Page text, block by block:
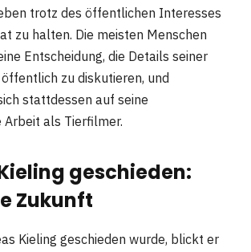
trotz des öffentlichen Interesses
zu halten. Die meisten Menschen
Entscheidung, die Details seiner
zu diskutieren, und
stattdessen auf seine
Arbeit als Tierfilmer.
geschieden:
Zukunft
Kieling geschieden wurde, blickt er